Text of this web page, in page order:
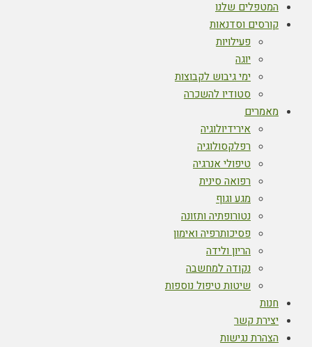
המטפלים שלנו
קורסים וסדנאות
פעילויות
יוגה
ימי גיבוש לקבוצות
סטודיו להשכרה
מאמרים
אירידיולוגיה
רפלקסולוגיה
טיפולי אנרגיה
רפואה סינית
מגע וגוף
נטורופתיה ותזונה
פסיכותרפיה ואימון
הריון ולידה
נקודה למחשבה
שיטות טיפול נוספות
חנות
יצירת קשר
הצהרת נגישות